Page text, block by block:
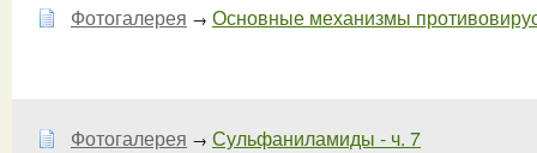
Фотогалерея → Основные механизмы
Фотогалерея → Сульфаниламиды - ч. 7